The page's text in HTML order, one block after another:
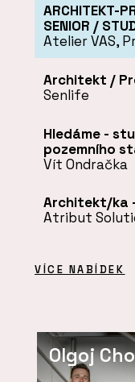
ARCHITEKT-
SENIOR /
Atelier VAS,
Architekt /
Senlife
Hledáme -
pozemního
Vít Ondračka
Architekt/ka
Atribut
VÍCE NABÍDEK
Olgoj